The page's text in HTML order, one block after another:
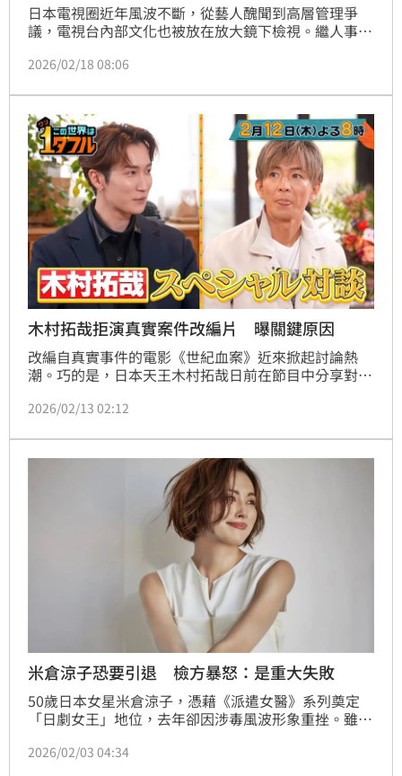
日本電視圈近年風波不斷，從藝人醜聞到高層管理爭
議，電視台內部文化也被放在放大鏡下檢視。繼人事震
界事件，引發外界關注。林宜君
2026/02/18 08:06
木村拓哉拒演真實案件改編片 曝關鍵原因
改編自真實事件的電影《世紀血案》近來掀起討論熱
潮。巧的是，日本天王木村拓哉日前在節目中分享對於
約，不過最中選擇拒絕，原因曝光。記者林汝珊
2026/02/13 02:12
米倉涼子恐要引退 檢方暴怒：是重大失敗
50歲日本女星米倉涼子，憑藉《派遣女醫》系列奠定
「日劇女王」地位，去年卻因涉毒風波形象重挫。雖然
還她清白，但案件後續發展卻未因此落幕，甚至傳出她
2026/02/03 04:34